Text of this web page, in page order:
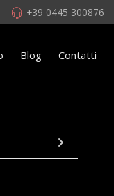
+39 0445 300876
Blog Contatti